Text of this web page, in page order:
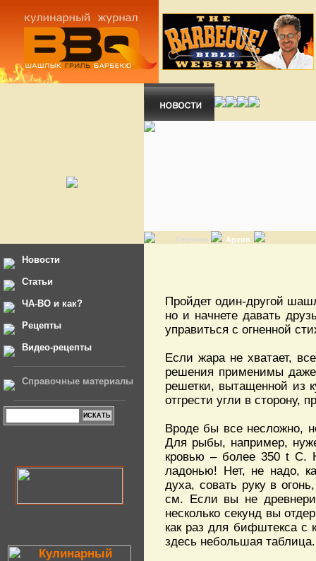
Главная Архив
Новости
Статьи
ЧА-ВО и как?
Рецепты
Видео-рецепты
Справочные материалы
Пройдет один-другой
но и начнете давать
управиться с огненной
Если жара не хватает,
решения применимы даже
решетки, вытащенной из
отгрести угли в сторону,
Вроде бы все несложно,
Для рыбы, например,
кровью – более 350 t С.
ладонью! Нет, не надо,
духа, совать руку в
см. Если вы не
несколько секунд вы
как раз для бифштекса с
здесь небольшая таблица.